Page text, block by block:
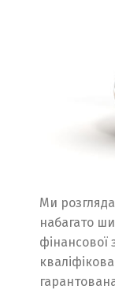
Ми
набагато
фінансової